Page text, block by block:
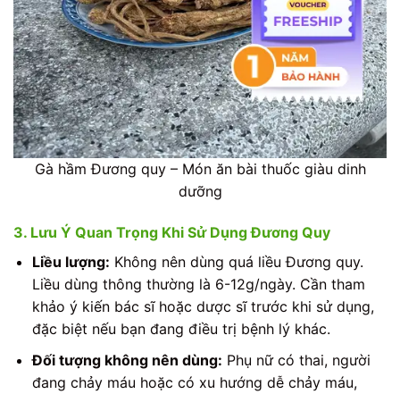
Gà hầm Đương quy – Món ăn bài thuốc giàu dinh
dưỡng
3. Lưu Ý Quan Trọng Khi Sử Dụng Đương Quy
Liều lượng: Không nên dùng quá liều Đương quy.
Liều dùng thông thường là 6-12g/ngày. Cần tham
khảo ý kiến bác sĩ hoặc dược sĩ trước khi sử dụng,
đặc biệt nếu bạn đang điều trị bệnh lý khác.
Đối tượng không nên dùng: Phụ nữ có thai, người
đang chảy máu hoặc có xu hướng dễ chảy máu,